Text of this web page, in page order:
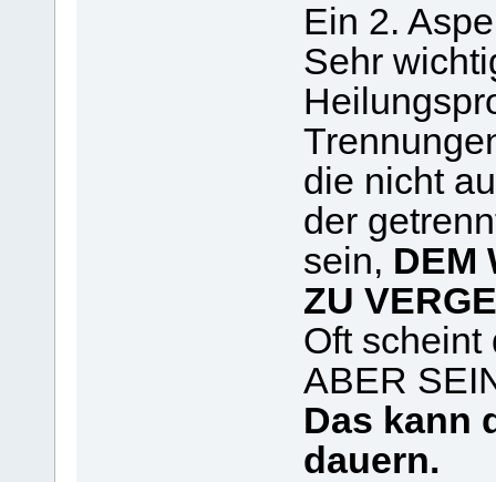
Ein 2.
Sehr
die nicht
der
sein, DEM
ZU
Oft scheint
ABER
Das kann
dauern.